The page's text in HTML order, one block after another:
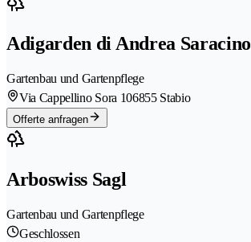
Adigarden di Andrea Saracino
Gartenbau und Gartenpflege
Via Cappellino Sora 106855 Stabio
Offerte anfragen
Arboswiss Sagl
Gartenbau und Gartenpflege
Geschlossen